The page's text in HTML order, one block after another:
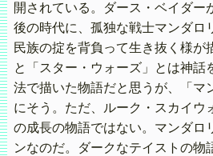
開されている。ダース・ベイダー
後の時代に、孤独な戦士マンダロ
民族の掟を背負って生き抜く様が
と「スター・ウォーズ」とは神話
法で描いた物語だと思うが、「マ
にそう。ただ、ルーク・スカイウ
の成長の物語ではない。マンダロ
ンなのだ。ダークなテイストの物